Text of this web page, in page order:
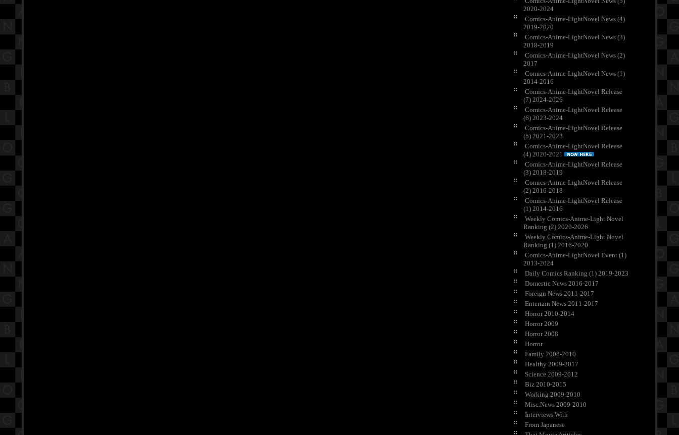
2020-2024
Comics-Anime-LightNovel News (4)
2019-2020
Comics-Anime-LightNovel News (3)
2018-2019
Comics-Anime-LightNovel News (2)
2017
Comics-Anime-LightNovel News (1)
2014-2016
Comics-Anime-LightNovel Release
(7) 2024-2026
Comics-Anime-LightNovel Release
(6) 2023-2024
Comics-Anime-LightNovel Release
(5) 2021-2023
Comics-Anime-LightNovel Release
(4) 2020-2021
Comics-Anime-LightNovel Release
(3) 2018-2019
Comics-Anime-LightNovel Release
(2) 2016-2018
Comics-Anime-LightNovel Release
(1) 2014-2016
Weekly Comics-Anime-Light Novel
Ranking (2) 2020-2026
Weekly Comics-Anime-Light Novel
Ranking (1) 2016-2020
Comics-Anime-LightNovel Event (1)
2013-2024
Daily Comics Ranking (1) 2019-2023
Domestic News 2016-2017
Foreign News 2011-2017
Entertain News 2011-2017
Horror 2010-2014
Horror 2009
Horror 2008
Horror
Family 2008-2010
Healthy 2009-2017
Science 2009-2012
Biz 2010-2015
Working 2009-2010
Misc.News 2009-2010
Interviews With
From Japanese